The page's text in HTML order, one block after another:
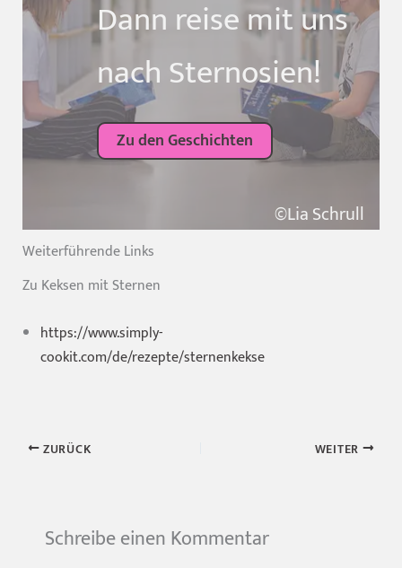
Dann reise mit uns
nach Sternosien!
Zu den Geschichten
©Lia Schrull
Weiterführende Links
Zu Keksen mit Sternen
https://www.simply-
cookit.com/de/rezepte/sternenkekse
ZURÜCK WEITER
Schreibe einen Kommentar